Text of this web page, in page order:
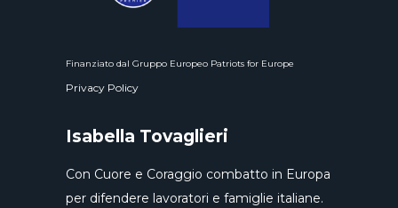
Finanziato dal Gruppo Europeo Patriots for Europe
Privacy Policy
Isabella Tovaglieri
Con Cuore e Coraggio combatto in Europa
per difendere lavoratori e famiglie italiane.